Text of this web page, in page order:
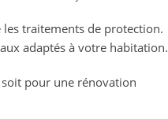
traitements de protection.
adaptés à votre habitation.
pour une rénovation